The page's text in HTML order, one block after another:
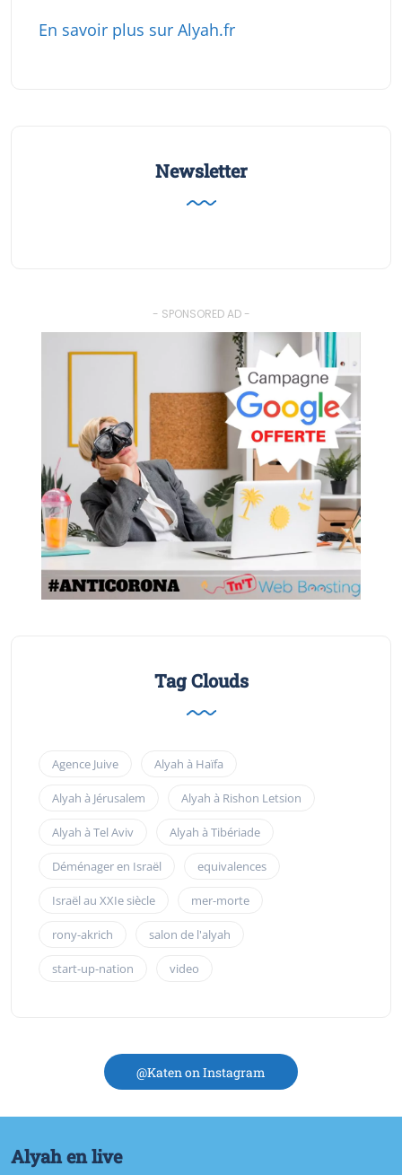
En savoir plus sur Alyah.fr
Newsletter
- SPONSORED AD -
Tag Clouds
Agence Juive Alyah à Haïfa
Alyah à Jérusalem Alyah à Rishon Letsion
Alyah à Tel Aviv Alyah à Tibériade
Déménager en Israël equivalences
Israël au XXIe siècle mer-morte
rony-akrich salon de l'alyah
start-up-nation video
@Katen on Instagram
Alyah en live